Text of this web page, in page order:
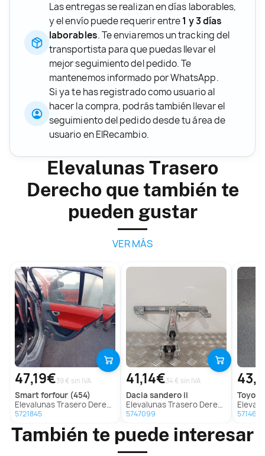
Las entregas se realizan en días laborables,
y el envío puede requerir entre1 y 3 días
laborables. Te enviaremos un tracking del
transportista para que puedas llevar el
mejor seguimiento del pedido. Te
mantenemos informado por WhatsApp.
Si ya te has registrado como usuario al
hacer la compra, podrás también llevar el
seguimiento del pedido desde tu área de
usuario en ElRecambio.
Elevalunas Trasero
Derecho que también te
pueden gustar
VER MÁS
47,19€39 € sin IVA
smartforfour (454)
Elevalunas Trasero Derecho para Smart Forfour (454)
5721845
41,14€34 € sin IVA
dacia sandero ii
Elevalunas Trasero Derecho para Dacia Sandero Ii
5747099
toyota
Elevalunas
5714654
También te puede interesar